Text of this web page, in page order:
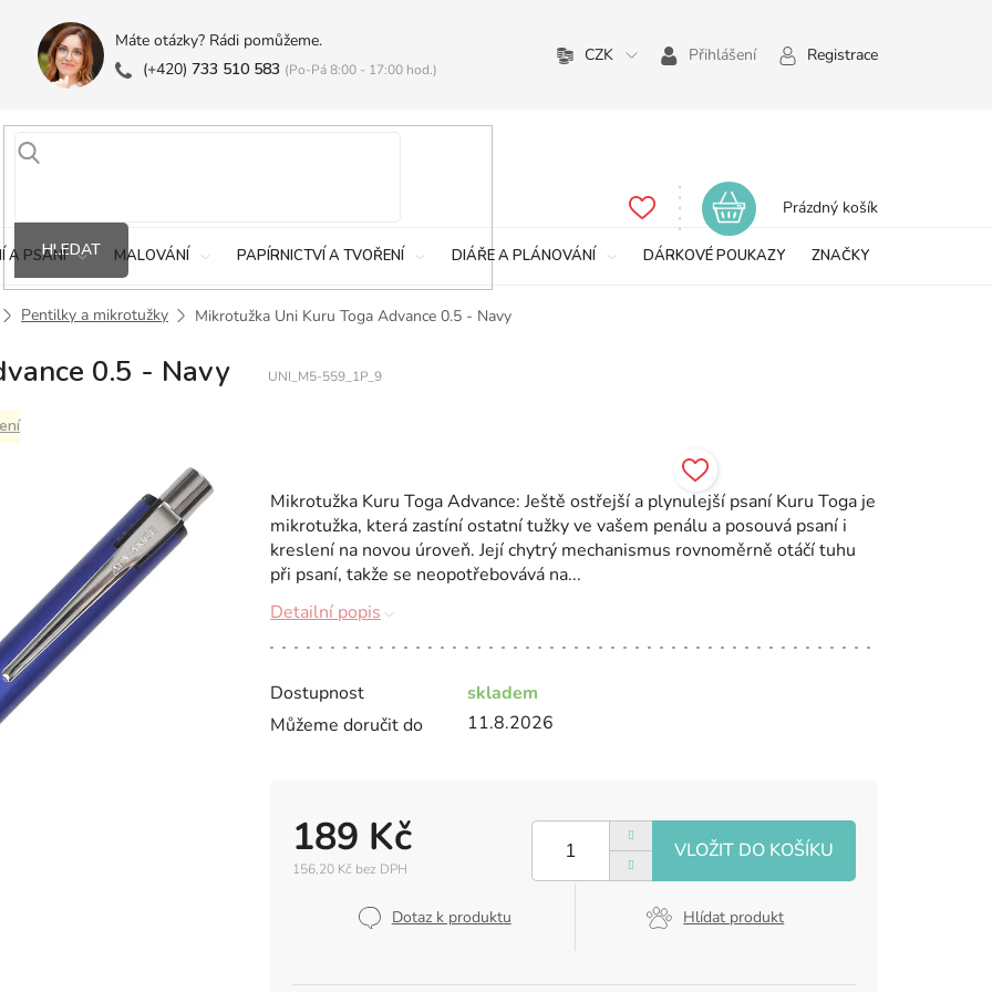
Máte otázky? Rádi pomůžeme.
(+420) 733 510 583 (Po-Pá 8:00 - 17:00 hod.)
CZK Přihlášení Registrace
HLEDAT
Nákupní
Prázdný košík
A PSANÍ MALOVÁNÍ PAPÍRNICTVÍ A TVOŘENÍ DIÁŘE A PLÁNOVÁNÍ DÁRKOVÉ POUKAZY ZNAČKY
Pentilky a mikrotužky Mikrotužka Uni Kuru Toga Advance 0.5 - Navy
0.5 - Navy UNI_M5-559_1P_9
Dostupnost
skladem
Můžeme doručit do
11.8.2026
189 Kč
156,20 Kč bez DPH
Dotaz k produktu Hlídat produkt
Mikrotužka Kuru Toga Advance: Ještě ostřejší a plynulejší psaní Kuru Toga je
mikrotužka, která zastíní ostatní tužky ve vašem penálu a posouvá psaní i
kreslení na novou úroveň. Její chytrý mechanismus rovnoměrně otáčí tuhu
při psaní, takže se neopotřebovává na...
Detailní popis